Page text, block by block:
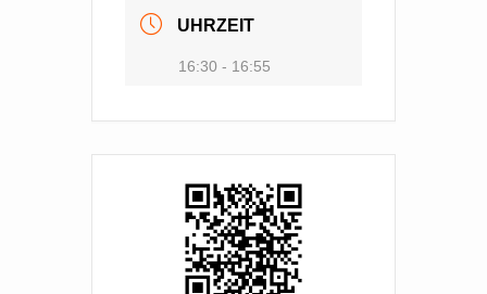
UHRZEIT
16:30 - 16:55